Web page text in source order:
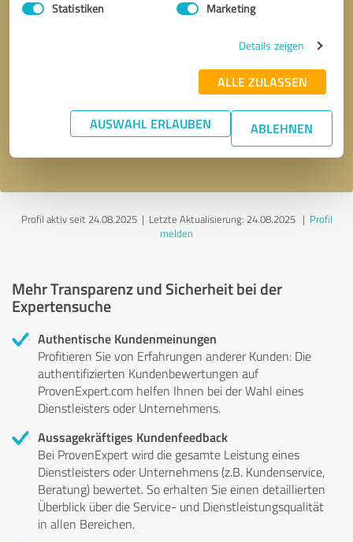
Statistiken Marketing
Details zeigen
ALLE ZULASSEN
AUSWAHL ERLAUBEN ABLEHNEN
* Erforderliche Angaben
Nachricht senden
Datenschutzbestimmungenzu.
Profil aktiv seit 24.08.2025 | Letzte Aktualisierung: 24.08.2025| Profil
melden
Mehr Transparenz und Sicherheit bei der
Expertensuche
Authentische Kundenmeinungen
Profitieren Sie von Erfahrungen anderer Kunden: Die
authentifizierten Kundenbewertungen auf
ProvenExpert.com helfen Ihnen bei der Wahl eines
Dienstleisters oder Unternehmens.
Aussagekräftiges Kundenfeedback
Bei ProvenExpert wird die gesamte Leistung eines
Dienstleisters oder Unternehmens (z.B. Kundenservice,
Beratung) bewertet. So erhalten Sie einen detaillierten
Überblick über die Service- und Dienstleistungsqualität
in allen Bereichen.